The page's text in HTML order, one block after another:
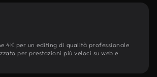
4K per un editing di qualità professionale
per prestazioni più veloci su web e